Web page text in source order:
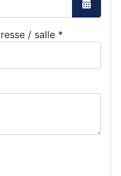
Ouvrir
/ salle *